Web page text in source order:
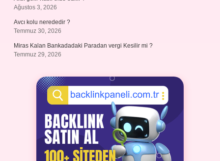
Ağustos 3, 2026
Avcı kolu nerededir ?
Temmuz 30, 2026
Miras Kalan Bankadadaki Paradan vergi Kesilir mi ?
Temmuz 29, 2026